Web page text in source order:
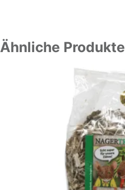
Ähnliche Produkte